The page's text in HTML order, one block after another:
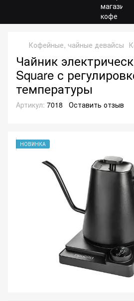
Кофейные, чайные девайсы
Чайник
Square с
температуры
Артикул: 7018 Оставить отзыв
НОВИНКА